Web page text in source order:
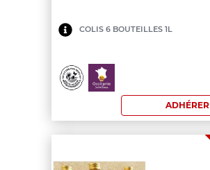
Minimum
commande:
150
COLIS 6 BOUTEILLES 1L
ADHÉRER